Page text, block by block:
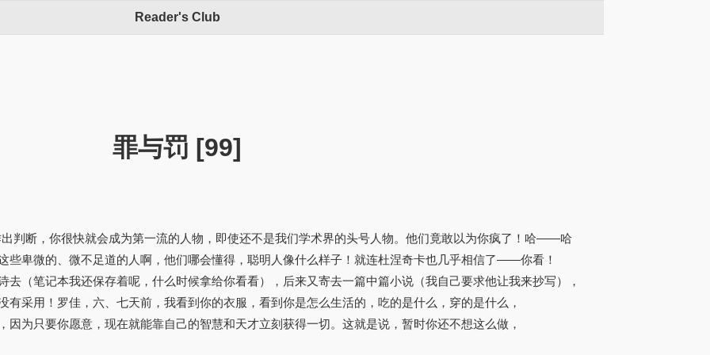
Reader's Club
罪与罚 [99]
判断，你很快就会成为第一流的人物，即使还不是我们学术界的头号人物。他们竟敢以为你疯了！哈——哈
卑微的、微不足道的人啊，他们哪会懂得，聪明人像什么样子！就连杜涅奇卡也几乎相信了——你看！
（笔记本我还保存着呢，什么时候拿给你看看），后来又寄去一篇中篇小说（我自己要求他让我来抄写），
采用！罗佳，六、七天前，我看到你的衣服，看到你是怎么生活的，吃的是什么，穿的是什么，
为只要你愿意，现在就能靠自己的智慧和天才立刻获得一切。这就是说，暂时你还不想这么做，